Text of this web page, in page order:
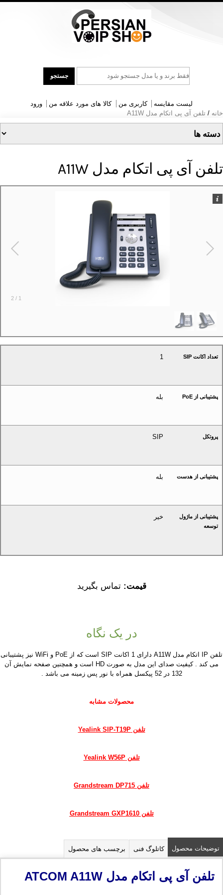
جست
و
جستجو
لیست مقایسه کاربری من کالا های مورد علاقه من
ورود
خانه / تلفن آی پی اتکام مدل A11W
تلفن آی پی اتکام مدل A11W
1
/
2
تعداد اکانت SIP 1
پشتیبانی از PoE بله
پروتکل SIP
پشتیبانی از هدست بله
پشتیبانی از ماژول
توسعه
خیر
قیمت:تماس بگیرید
در یک نگاه
تلفن IP اتکام مدل A11W دارای 1 اکانت SIP است که از PoE و WiFi نیز پشتیبانی
می کند . کیفیت صدای این مدل به صورت HD است و همچنین صفحه نمایش آن
132 در 52 پیکسل همراه با نور پس زمینه می باشد .
محصولات مشابه
تلفن Yealink SIP-T19P
تلفن Yealink W56P
تلفن Grandstream DP715
تلفن Grandstream GXP1610
توضیحات محصول کاتلوگ فنی برچسب های محصول
تلفن آی پی اتکام مدل ATCOM A11W